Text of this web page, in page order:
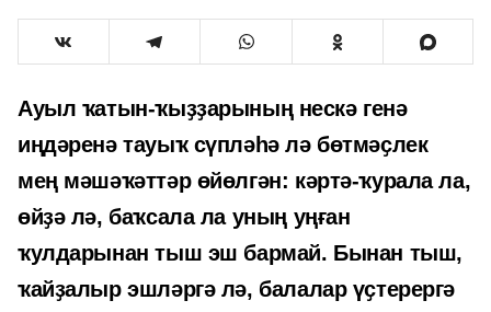
Ауыл ҡатын-ҡыҙҙарының нескә генә
иңдәренә тауыҡ сүпләһә лә бөтмәҫлек
мең мәшәҡәттәр өйөлгән: кәртә-ҡурала ла,
өйҙә лә, баҡсала ла уның уңған
ҡулдарынан тыш эш бармай. Бынан тыш,
ҡайҙалыр эшләргә лә, балалар үҫтерергә